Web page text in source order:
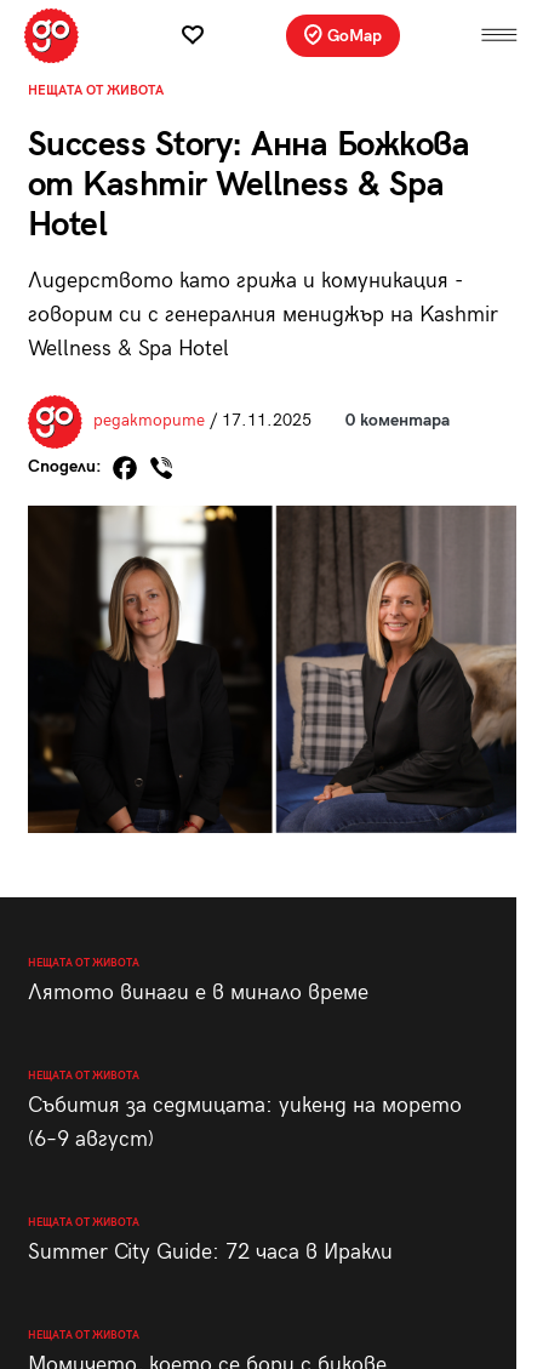
GoMap
НЕЩАТА ОТ ЖИВОТА
Success Story: Анна Божкова
от Kashmir Wellness & Spa
Hotel
Лидерството като грижа и комуникация -
говорим си с генералния мениджър на Kashmir
Wellness & Spa Hotel
редакторите/ 17.11.2025 0 коментара
Сподели:
НЕЩАТА ОТ ЖИВОТА
Лятото винаги е в минало време
НЕЩАТА ОТ ЖИВОТА
Събития за седмицата: уикенд на морето
(6–9 август)
НЕЩАТА ОТ ЖИВОТА
Summer City Guide: 72 часа в Иракли
НЕЩАТА ОТ ЖИВОТА